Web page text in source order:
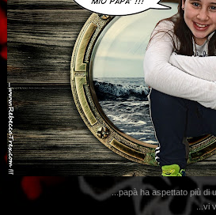
...papà ha aspettato più di
...vi